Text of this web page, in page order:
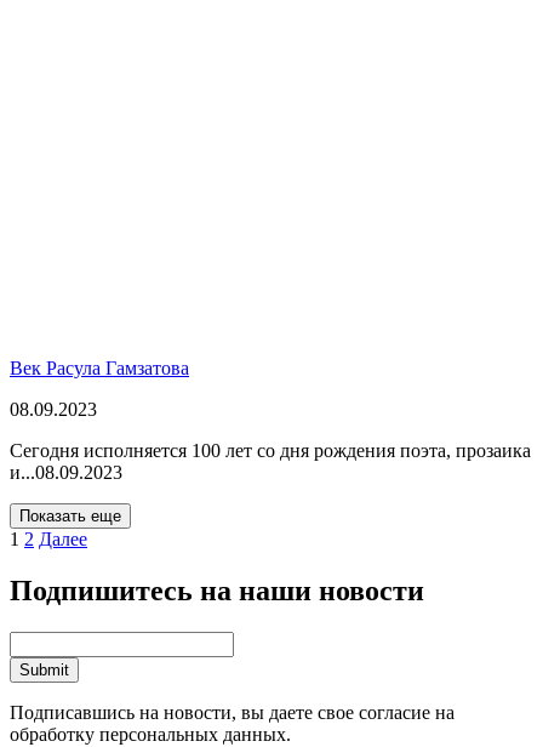
Век Расула Гамзатова
08.09.2023
Сегодня исполняется 100 лет со дня рождения поэта, прозаика
и...08.09.2023
Показать еще
1 2 Далее
Подпишитесь на наши новости
Подписавшись на новости, вы даете свое согласие на
обработку персональных данных.